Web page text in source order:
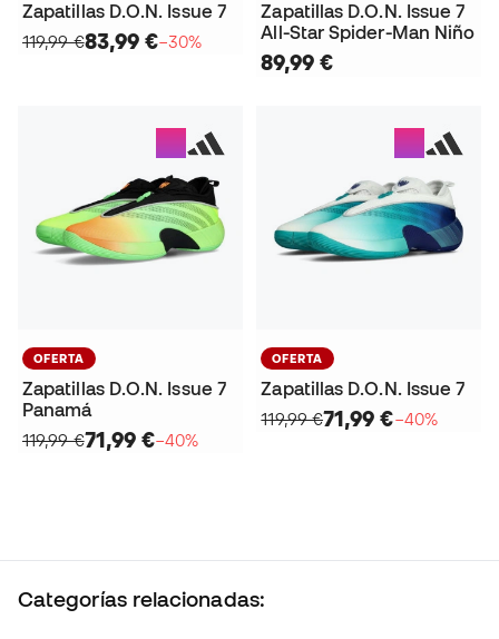
Zapatillas D.O.N. Issue 7
119,99 €83,99 €−30%
Zapatillas D.O.N. Issue 7
All-Star Spider-Man Niño
89,99 €
OFERTA
Zapatillas D.O.N. Issue 7
Panamá
119,99 €71,99 €−40%
OFERTA
Zapatillas D.O.N. Issue 7
119,99 €71,99 €−40%
Categorías relacionadas: